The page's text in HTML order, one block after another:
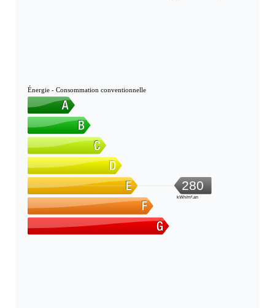
Énergie - Consommation conventionnelle
280
kWh/m².an